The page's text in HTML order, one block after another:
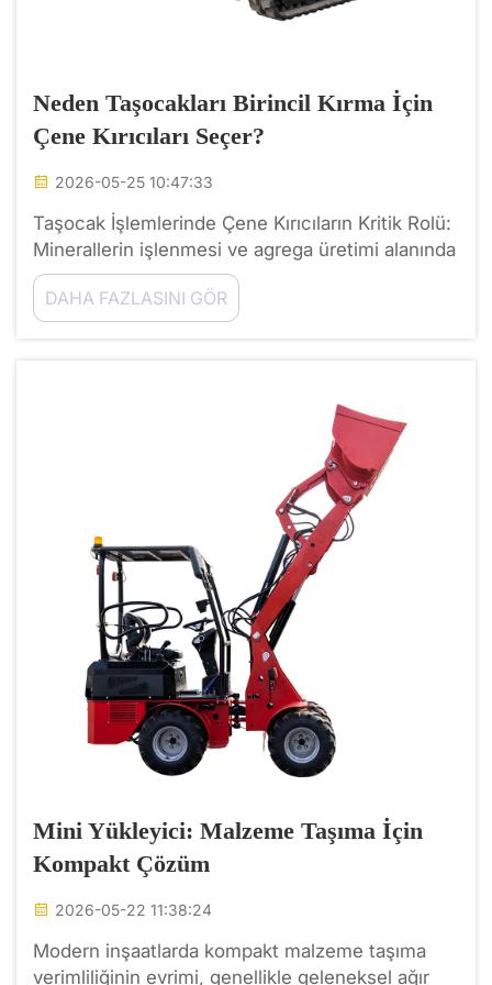
Neden Taşocakları Birincil Kırma İçin
Çene Kırıcıları Seçer?
2026-05-25 10:47:33
Taşocak İşlemlerinde Çene Kırıcıların Kritik Rolü:
Minerallerin işlenmesi ve agrega üretimi alanında
rekabetçi bir dünyada, birincil kırma ekipmanının
seçimi genellikle tüm işlemin başarısını belirler.
Taşocak sahipleri ve pro...
DAHA FAZLASINI GÖR
Mini Yükleyici: Malzeme Taşıma İçin
Kompakt Çözüm
2026-05-22 11:38:24
Modern inşaatlarda kompakt malzeme taşıma
verimliliğinin evrimi, genellikle geleneksel ağır